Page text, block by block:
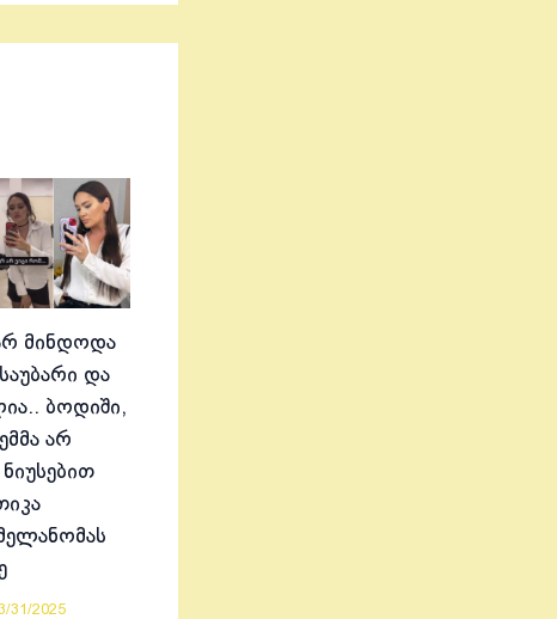
მინდოდა
და
ბოდიში,
არ
31/2025